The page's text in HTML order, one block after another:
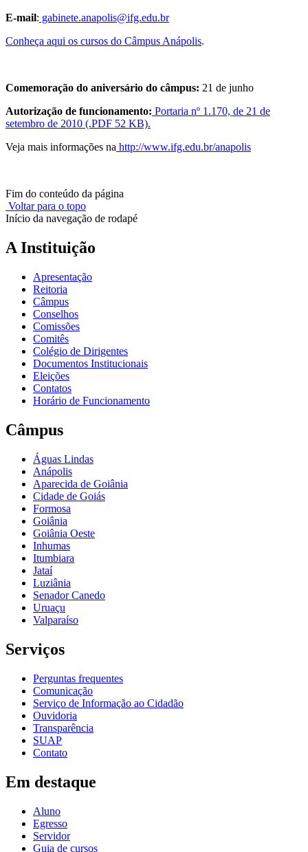
E-mail: gabinete.anapolis@ifg.edu.br
Conheça aqui os cursos do Câmpus Anápolis.
Comemoração do aniversário do câmpus: 21 de junho
Autorização de funcionamento: Portaria nº 1.170, de 21 de
setembro de 2010 (.PDF 52 KB).
Veja mais informações na http://www.ifg.edu.br/anapolis
Fim do conteúdo da página
Voltar para o topo
Início da navegação de rodapé
A Instituição
Apresentação
Reitoria
Câmpus
Conselhos
Comissões
Comitês
Colégio de Dirigentes
Documentos Institucionais
Eleições
Contatos
Horário de Funcionamento
Câmpus
Águas Lindas
Anápolis
Aparecida de Goiânia
Cidade de Goiás
Formosa
Goiânia
Goiânia Oeste
Inhumas
Itumbiara
Jataí
Luziânia
Senador Canedo
Uruaçu
Valparaíso
Serviços
Perguntas frequentes
Comunicação
Serviço de Informação ao Cidadão
Ouvidoria
Transparência
SUAP
Contato
Em destaque
Aluno
Egresso
Servidor
Guia de cursos